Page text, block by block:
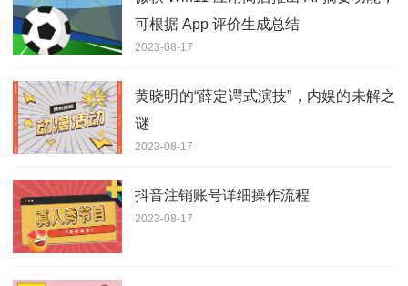
可根据 App 评价生成总结
2023-08-17
黄晓明的“薛定谔式演技”，内娱的未解之
谜
2023-08-17
抖音注销账号详细操作流程
2023-08-17